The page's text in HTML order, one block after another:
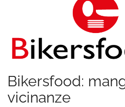
Bikersfood:
vicinanze